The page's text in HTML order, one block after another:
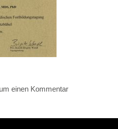
einen Kommentar